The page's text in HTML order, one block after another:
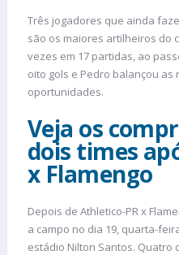
Três jogadores que ainda
são os maiores artilheiros do
vezes em 17 partidas, ao
oito gols e Pedro balançou as
oportunidades.
Veja os
dois times
x Flamengo
Depois de Athletico-PR x
a campo no dia 19, quarta-
estádio Nilton Santos. Quatro